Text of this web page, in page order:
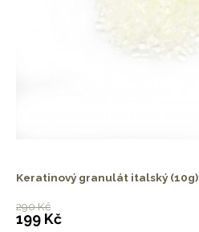
Keratinový granulát italský (10g)
290 Kč
199 Kč